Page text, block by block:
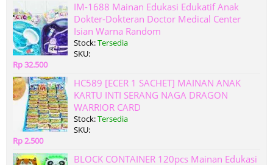
IM-1688 Mainan Edukasi Edukatif Anak
Dokter-Dokteran Doctor Medical Center
Isian Warna Random
Stock:Tersedia
SKU:
Rp 32.500
HC589 [ECER 1 SACHET] MAINAN ANAK
KARTU INTI SERANG NAGA DRAGON
WARRIOR CARD
Stock:Tersedia
SKU:
Rp 2.500
BLOCK CONTAINER 120pcs Mainan Edukasi